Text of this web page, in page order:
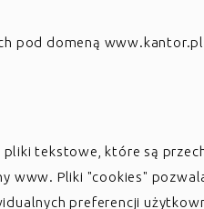
pod domeną www.kantor.pl
tekstowe, które są
www. Pliki "cookies"
preferencji